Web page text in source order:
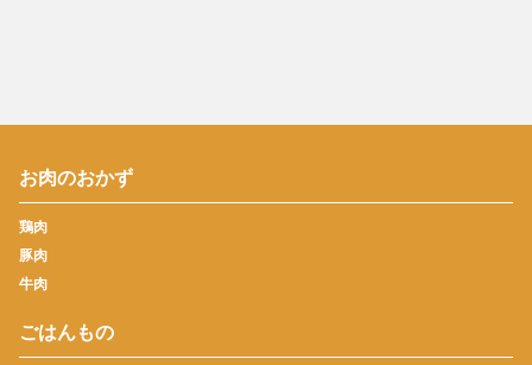
お肉のおかず
鶏肉
豚肉
牛肉
ごはんもの